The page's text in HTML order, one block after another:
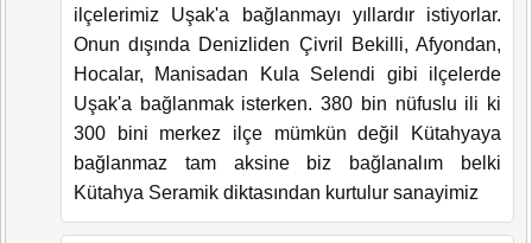
ilçelerimiz Uşak'a bağlanmayı yıllardır istiyorlar.
Onun dışında Denizliden Çivril Bekilli, Afyondan,
Hocalar, Manisadan Kula Selendi gibi ilçelerde
Uşak'a bağlanmak isterken. 380 bin nüfuslu ili ki
300 bini merkez ilçe mümkün değil Kütahyaya
bağlanmaz tam aksine biz bağlanalım belki
Kütahya Seramik diktasından kurtulur sanayimiz